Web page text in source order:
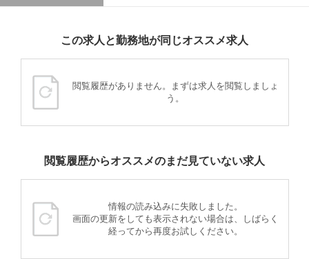
この求人と勤務地が同じオススメ求人
閲覧履歴がありません。まずは求人を閲覧しましょ
う。
閲覧履歴からオススメのまだ見ていない求人
情報の読み込みに失敗しました。
画面の更新をしても表示されない場合は、しばらく
経ってから再度お試しください。